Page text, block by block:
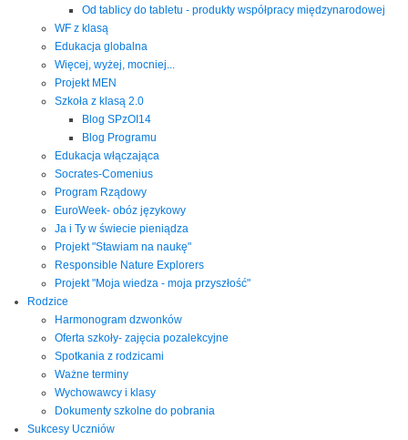
Od tablicy do tabletu - produkty współpracy międzynarodowej
WF z klasą
Edukacja globalna
Więcej, wyżej, mocniej...
Projekt MEN
Szkoła z klasą 2.0
Blog SPzOI14
Blog Programu
Edukacja włączająca
Socrates-Comenius
Program Rządowy
EuroWeek- obóz językowy
Ja i Ty w świecie pieniądza
Projekt "Stawiam na naukę"
Responsible Nature Explorers
Projekt "Moja wiedza - moja przyszłość"
Rodzice
Harmonogram dzwonków
Oferta szkoły- zajęcia pozalekcyjne
Spotkania z rodzicami
Ważne terminy
Wychowawcy i klasy
Dokumenty szkolne do pobrania
Sukcesy Uczniów